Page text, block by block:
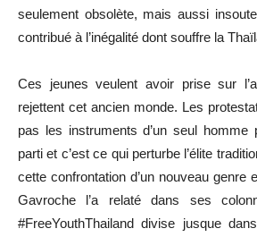
seulement obsolète, mais aussi
contribué à l’inégalité dont souffre la
Ces jeunes veulent avoir prise sur
rejettent cet ancien monde. Les
pas les instruments d’un seul homme
parti et c’est ce qui perturbe l’élite
cette confrontation d’un nouveau genre
Gavroche l’a relaté dans ses
#FreeYouthThailand divise jusque